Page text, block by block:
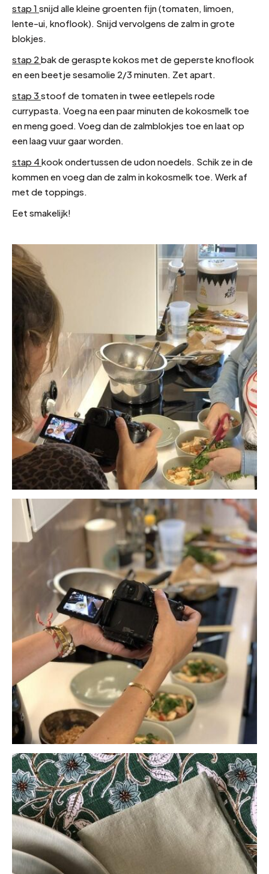
stap 1 snijd alle kleine groenten fijn (tomaten, limoen,
lente-ui, knoflook). Snijd vervolgens de zalm in grote
blokjes.
stap 2 bak de geraspte kokos met de geperste knoflook
en een beetje sesamolie 2/3 minuten. Zet apart.
stap 3 stoof de tomaten in twee eetlepels rode
currypasta. Voeg na een paar minuten de kokosmelk toe
en meng goed. Voeg dan de zalmblokjes toe en laat op
een laag vuur gaar worden.
stap 4 kook ondertussen de udon noedels. Schik ze in de
kommen en voeg dan de zalm in kokosmelk toe. Werk af
met de toppings.
Eet smakelijk!